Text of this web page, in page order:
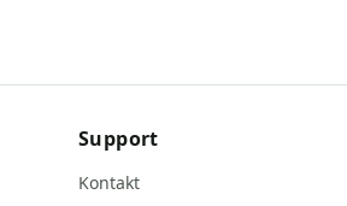
Support
Kontakt